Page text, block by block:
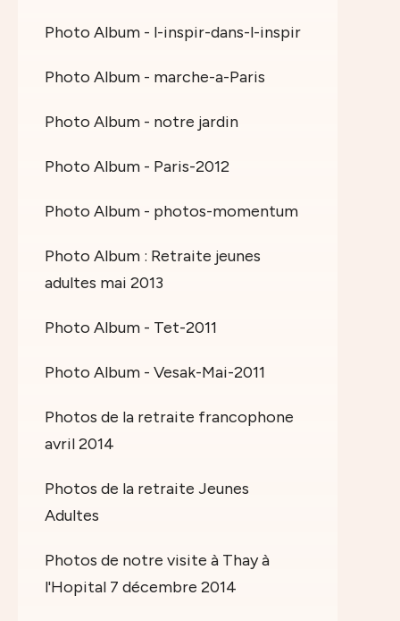
Photo Album - l-inspir-dans-l-inspir
Photo Album - marche-a-Paris
Photo Album - notre jardin
Photo Album - Paris-2012
Photo Album - photos-momentum
Photo Album : Retraite jeunes
adultes mai 2013
Photo Album - Tet-2011
Photo Album - Vesak-Mai-2011
Photos de la retraite francophone
avril 2014
Photos de la retraite Jeunes
Adultes
Photos de notre visite à Thay à
l'Hopital 7 décembre 2014